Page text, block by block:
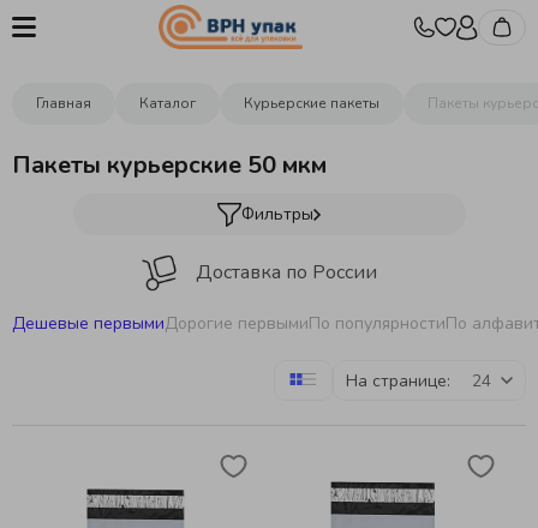
Главная Каталог Курьерские пакеты Пакеты
Пакеты курьерские 50 мкм
Фильтры
Доставка по России
Более 400 видов упаковки
Дешевые первымиДорогие первымиПо популярностиПо
На странице: